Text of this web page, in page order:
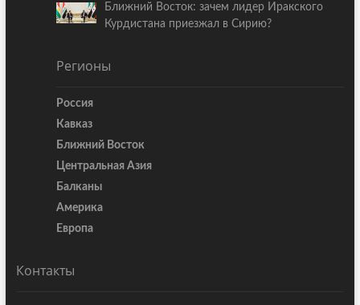
Ближний Восток: зачем лидер Иракского
Курдистана приезжал в Сирию?
Регионы
Россия
Кавказ
Ближний Восток
Центральная Азия
Балканы
Америка
Европа
Контакты